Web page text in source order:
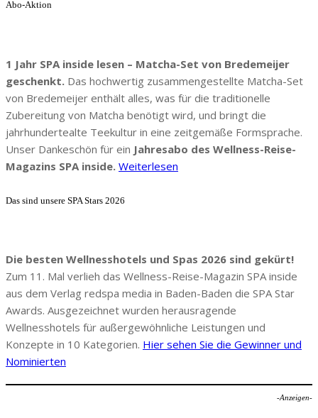
Abo-Aktion
1 Jahr SPA inside lesen – Matcha-Set von Bredemeijer
geschenkt. Das hochwertig zusammengestellte Matcha-Set
von Bredemeijer enthält alles, was für die traditionelle
Zubereitung von Matcha benötigt wird, und bringt die
jahrhundertealte Teekultur in eine zeitgemäße Formsprache.
Unser Dankeschön für ein Jahresabo des Wellness-Reise-
Magazins SPA inside. Weiterlesen
Das sind unsere SPA Stars 2026
Die besten Wellnesshotels und Spas 2026 sind gekürt!
Zum 11. Mal verlieh das Wellness-Reise-Magazin SPA inside
aus dem Verlag redspa media in Baden-Baden die SPA Star
Awards. Ausgezeichnet wurden herausragende
Wellnesshotels für außergewöhnliche Leistungen und
Konzepte in 10 Kategorien. Hier sehen Sie die Gewinner und
Nominierten
-Anzeigen-